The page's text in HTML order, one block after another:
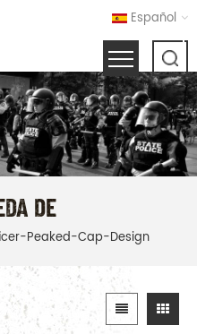
Español
DE
Peaked-Cap-Design